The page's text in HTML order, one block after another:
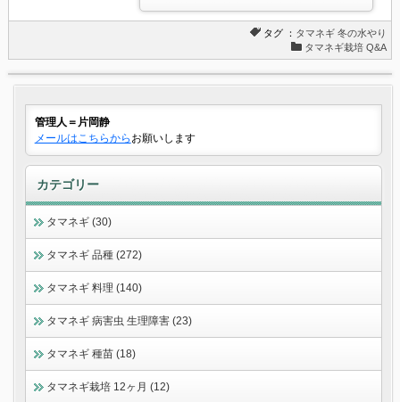
タグ ： タマネギ 冬の水やり
タマネギ栽培 Q&A
管理人＝片岡静
メールはこちらから お願いします
カテゴリー
タマネギ (30)
タマネギ 品種 (272)
タマネギ 料理 (140)
タマネギ 病害虫 生理障害 (23)
タマネギ 種苗 (18)
タマネギ栽培 12ヶ月 (12)